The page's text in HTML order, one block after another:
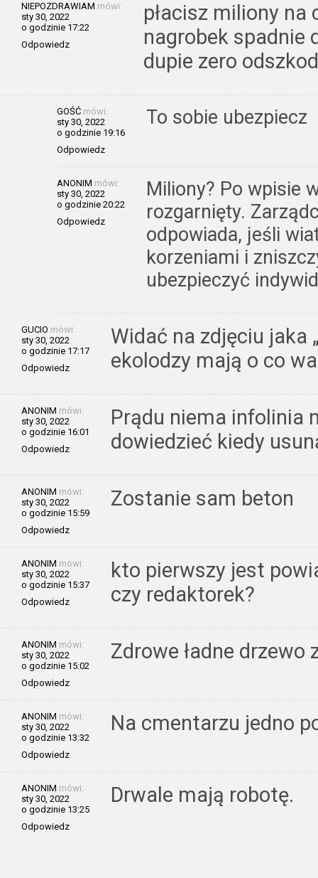
NIEPOZDRAWIAM mówi:
sty 30, 2022
o godzinie 17:22
Odpowiedz
płacisz miliony
nagrobek spadnie
dupie zero
GOŚĆ mówi:
sty 30, 2022
o godzinie 19:16
Odpowiedz
To sobie ubezpiecz
ANONIM mówi:
sty 30, 2022
o godzinie 20:22
Odpowiedz
Miliony? Po wpisie
rozgarnięty.
odpowiada, jeśli
korzeniami i
ubezpieczyć
GUCIO mówi:
sty 30, 2022
o godzinie 17:17
Odpowiedz
Widać na zdjęciu jaka
ekolodzy mają o co
ANONIM mówi:
sty 30, 2022
o godzinie 16:01
Odpowiedz
Prądu niema infolinia
dowiedzieć kiedy
ANONIM mówi:
sty 30, 2022
o godzinie 15:59
Odpowiedz
Zostanie sam beton
ANONIM mówi:
sty 30, 2022
o godzinie 15:37
Odpowiedz
kto pierwszy jest
czy redaktorek?
ANONIM mówi:
sty 30, 2022
o godzinie 15:02
Odpowiedz
Zdrowe ładne drzewo
ANONIM mówi:
sty 30, 2022
o godzinie 13:32
Odpowiedz
Na cmentarzu jedno
ANONIM mówi:
sty 30, 2022
o godzinie 13:25
Odpowiedz
Drwale mają robotę.